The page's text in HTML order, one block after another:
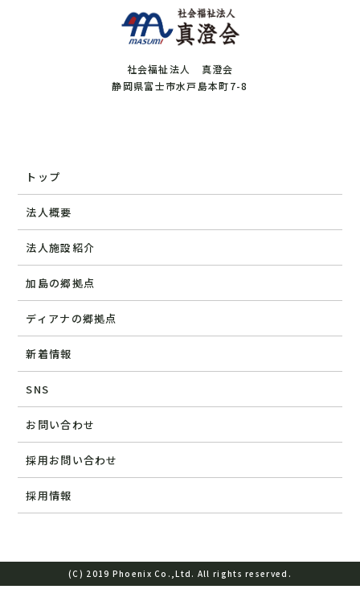
社会福祉法人 真澄会
静岡県富士市水戸島本町7-8
トップ
法人概要
法人施設紹介
加島の郷拠点
ディアナの郷拠点
新着情報
SNS
お問い合わせ
採用お問い合わせ
採用情報
(C) 2019 Phoenix Co.,Ltd. All rights reserved.